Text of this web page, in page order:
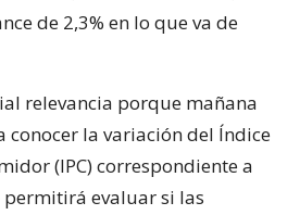
de 2,3% en lo que va de
relevancia porque mañana
conocer la variación del Índice
(IPC) correspondiente a
evaluar si las